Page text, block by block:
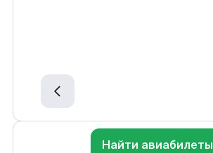
Найти авиабилеты